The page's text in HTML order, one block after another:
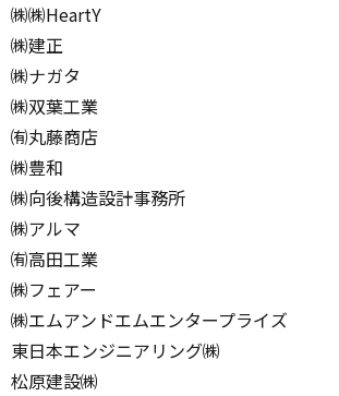
㈱㈱HeartY
㈱建正
㈱ナガタ
㈱双葉工業
㈲丸藤商店
㈱豊和
㈱向後構造設計事務所
㈱アルマ
㈲高田工業
㈱フェアー
㈱エムアンドエムエンタープライズ
東日本エンジニアリング㈱
松原建設㈱